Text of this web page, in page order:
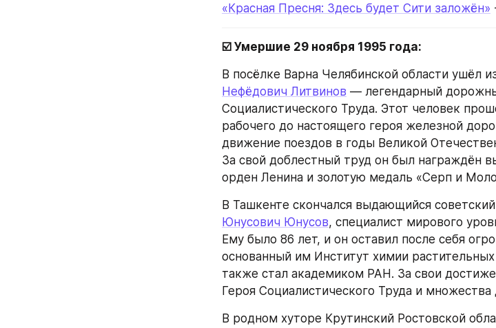
«Красная Пресня: Здесь будет Сити заложён»
☑️ Умершие 29 ноября 1995 года:
В посёлке Варна Челябинской области ушёл
Нефёдович Литвинов — легендарный
Социалистического Труда. Этот человек
рабочего до настоящего героя железной
движение поездов в годы Великой
За свой доблестный труд он был награждён
орден Ленина и золотую медаль «Серп и
В Ташкенте скончался выдающийся
Юнусович Юнусов, специалист мирового
Ему было 86 лет, и он оставил после себя
основанный им Институт химии
также стал академиком РАН. За свои
Героя Социалистического Труда и множества
В родном хуторе Крутинский Ростовской